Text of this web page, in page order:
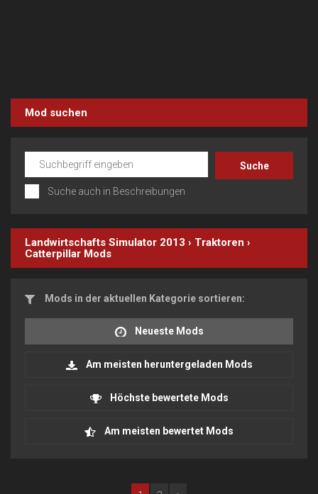
Mod suchen
Suche auch in Beschreibungen
Landwirtschafts Simulator 2013 › Traktoren ›
Catterpillar Mods
Mods in der aktuellen Kategorie sortieren:
Neueste Mods
Am meisten heruntergeladen Mods
Höchste bewertete Mods
Am meisten bewertet Mods